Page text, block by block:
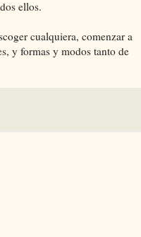
ellos.
cualquiera, comenzar a
y formas y modos tanto de